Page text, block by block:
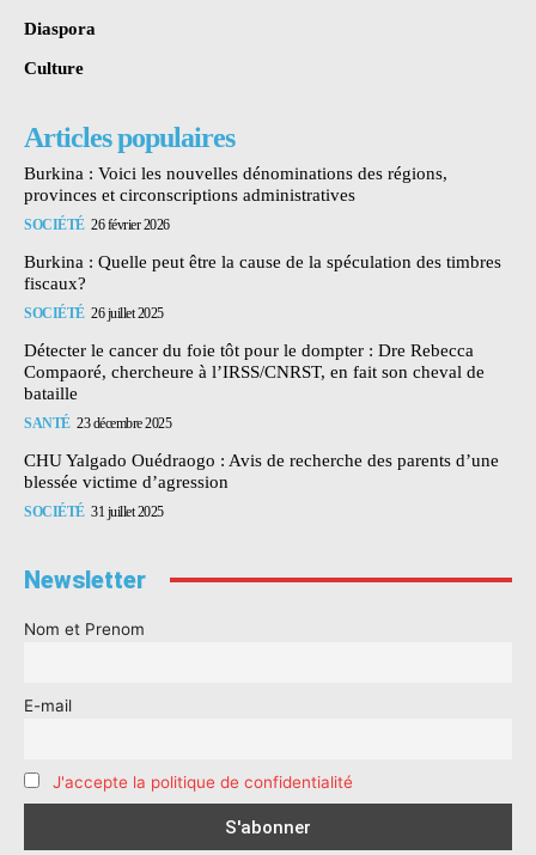
Diaspora
Culture
Articles populaires
Burkina : Voici les nouvelles dénominations des régions,
provinces et circonscriptions administratives
SOCIÉTÉ 26 février 2026
Burkina : Quelle peut être la cause de la spéculation des timbres
fiscaux?
SOCIÉTÉ 26 juillet 2025
Détecter le cancer du foie tôt pour le dompter : Dre Rebecca
Compaoré, chercheure à l’IRSS/CNRST, en fait son cheval de
bataille
SANTÉ 23 décembre 2025
CHU Yalgado Ouédraogo : Avis de recherche des parents d’une
blessée victime d’agression
SOCIÉTÉ 31 juillet 2025
Newsletter
Nom et Prenom
E-mail
J'accepte la politique de confidentialité